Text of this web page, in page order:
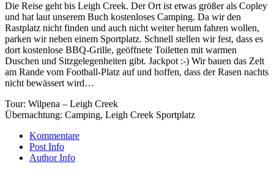
Die Reise geht bis Leigh Creek. Der Ort ist etwas größer als Copley
und hat laut unserem Buch kostenloses Camping. Da wir den
Rastplatz nicht finden und auch nicht weiter herum fahren wollen,
parken wir neben einem Sportplatz. Schnell stellen wir fest, dass es
dort kostenlose BBQ-Grille, geöffnete Toiletten mit warmen
Duschen und Sitzgelegenheiten gibt. Jackpot :-) Wir bauen das Zelt
am Rande vom Football-Platz auf und hoffen, dass der Rasen nachts
nicht bewässert wird…
Tour: Wilpena – Leigh Creek
Übernachtung: Camping, Leigh Creek Sportplatz
Kommentare
Post Info
Author Info